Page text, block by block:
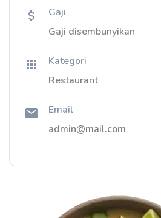
Gaji
Gaji disembunyikan
Kategori
Restaurant
Email
admin@mail.com